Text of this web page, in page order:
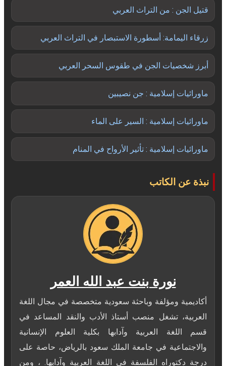
قتيل الجن : من التراث العربي
زرقاء اليمامة: أسطورة الاستبصار في التراث العربي
أبرز شخصيات الجن في طقوس السحر العربي
ماورائيات إسلامية : جن نصيبين
ماورائيات إسلامية : السير على الماء
ماورائيات إسلامية : تأثير الأرواح في المنام
نبذة عن الكاتب
نورة بنت عبد الله العمر
أكاديمية ومؤلفة وباحثة سعودية متخصصة في مجال اللغة
العربية، تشغل منصب أستاذ الأدب والنقد المساعد في
قسم اللغة العربية وآدابها بكلية العلوم الإنسانية
والاجتماعية في ⁠جامعة الملك سعود بالرياض، حاصة على
درجة دكتوراه الفلسفة في اللغة العربية وآدابها. ، ومن